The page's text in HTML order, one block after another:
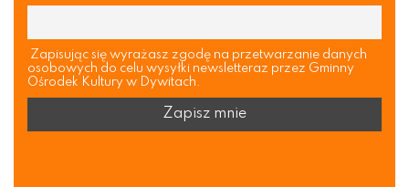
Zapisując się wyrażasz zgodę na przetwarzanie danych
osobowych do celu wysyłki newsletteraz przez Gminny
Ośrodek Kultury w Dywitach.